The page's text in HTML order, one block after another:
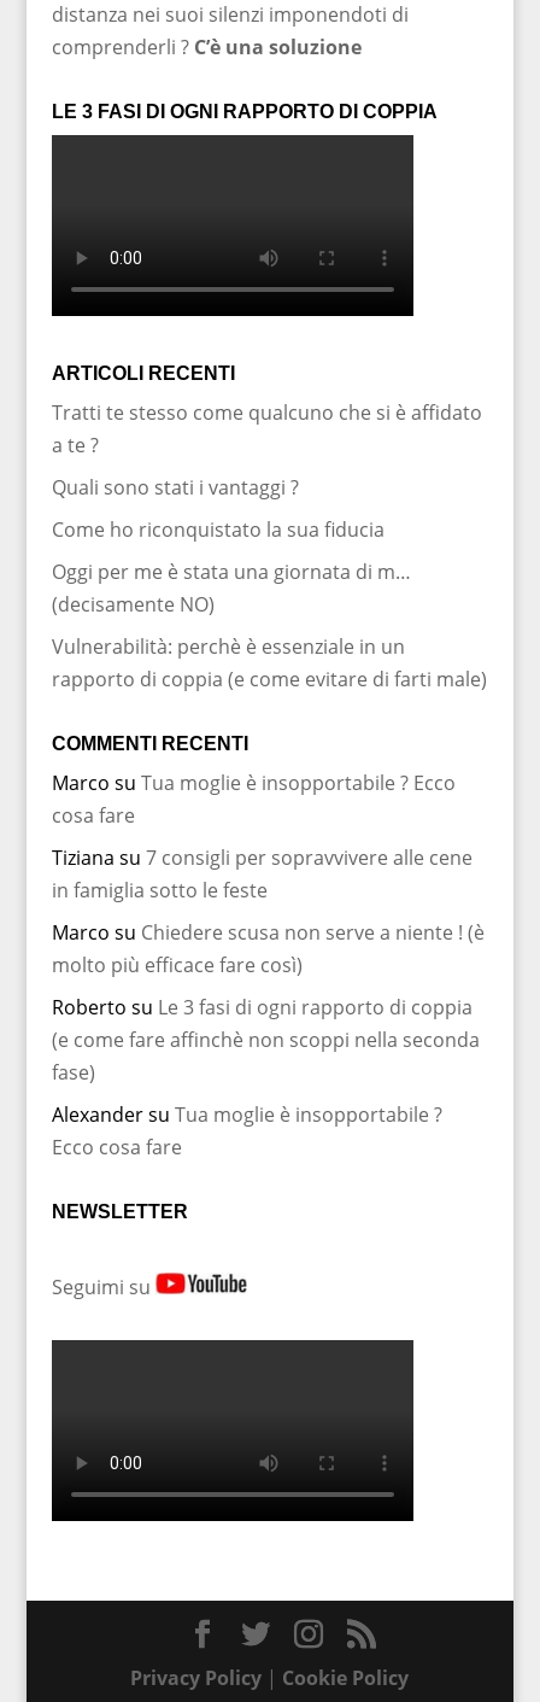
distanza nei suoi silenzi imponendoti di
comprenderli ? C’è una soluzione
LE 3 FASI DI OGNI RAPPORTO DI COPPIA
ARTICOLI RECENTI
Tratti te stesso come qualcuno che si è affidato
a te ?
Quali sono stati i vantaggi ?
Come ho riconquistato la sua fiducia
Oggi per me è stata una giornata di m…
(decisamente NO)
Vulnerabilità: perchè è essenziale in un
rapporto di coppia (e come evitare di farti male)
COMMENTI RECENTI
Marco su Tua moglie è insopportabile ? Ecco
cosa fare
Tiziana su 7 consigli per sopravvivere alle cene
in famiglia sotto le feste
Marco su Chiedere scusa non serve a niente ! (è
molto più efficace fare così)
Roberto su Le 3 fasi di ogni rapporto di coppia
(e come fare affinchè non scoppi nella seconda
fase)
Alexandersu Tua moglie è insopportabile ?
Ecco cosa fare
NEWSLETTER
Seguimi su
Privacy Policy | Cookie Policy